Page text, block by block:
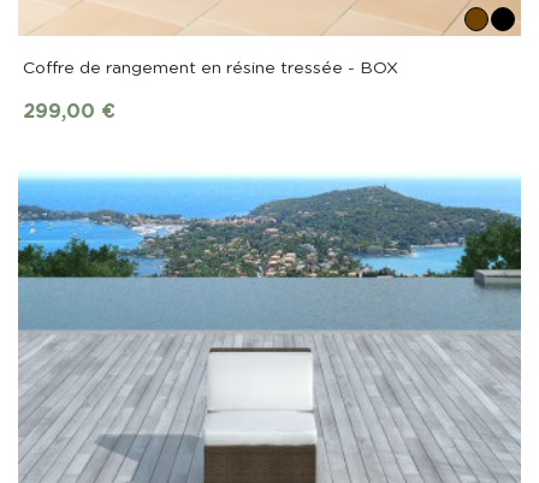
Coffre de rangement en résine tressée - BOX
299,00 €